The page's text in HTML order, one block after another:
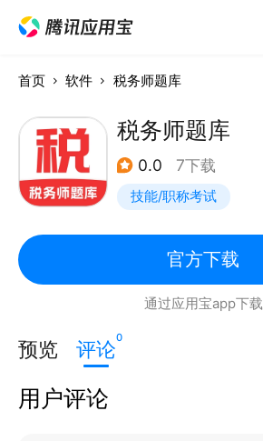
首页 软件 税务师题库
税务师题库
0.0 7下载
技能/职称考试
官方下载
通过应用宝app下载
预览 评论0
用户评论